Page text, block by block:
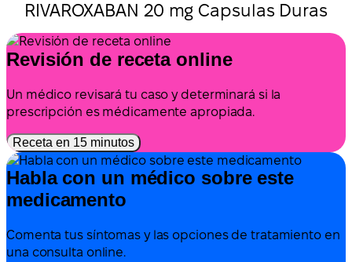
RIVAROXABAN 20 mg Capsulas Duras
Revisión de receta online
Un médico revisará tu caso y determinará si la
prescripción es médicamente apropiada.
Receta en 15 minutos
Habla con un médico sobre este
medicamento
Comenta tus síntomas y las opciones de tratamiento en
una consulta online.